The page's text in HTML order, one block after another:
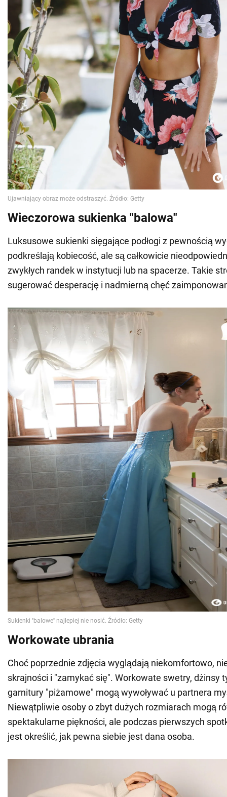
Wieczorowa sukienka "balowa"
Luksusowe sukienki sięgające podłogi z pewnością
podkreślają kobiecość, ale są całkowicie
zwykłych randek w instytucji lub na spacerze. Takie
sugerować desperację i nadmierną chęć
Workowate ubrania
Choć poprzednie zdjęcia wyglądają niekomfortowo,
skrajności i "zamykać się". Workowate swetry, dżinsy
garnitury "piżamowe" mogą wywoływać u partnera
Niewątpliwie osoby o zbyt dużych rozmiarach mogą
spektakularne piękności, ale podczas pierwszych
jest określić, jak pewna siebie jest dana osoba.